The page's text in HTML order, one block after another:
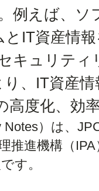
例えば、ソ
とIT資産情
キュリテ
、IT資産
高度化、効
）は、
推進機構（
す。